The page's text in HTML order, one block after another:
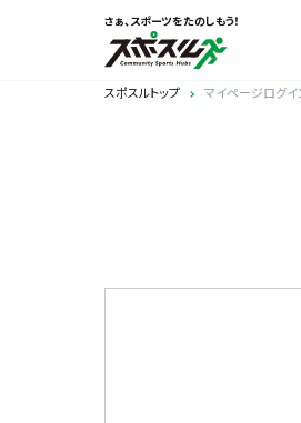
さぁ、スポーツをたのしもう！
スポスルトップ マイページログイ